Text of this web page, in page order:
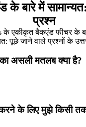
के बारे में
प्रश्न
के एकीकृत बैकएंड फीचर के
पूछे जाने वाले प्रश्नों के
असली मतलब क्या है?
के लिए मुझे किसी